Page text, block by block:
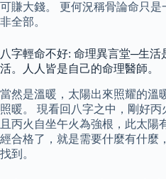
可賺大錢。 更何況稱骨論命只
非全部。
八字輕命不好: 命理異言堂─生活
活。人人皆是自己的命理醫師。
當然是溫暖，太陽出來照耀的溫
照暖。 現看回八字之中，剛好
且丙火自坐午火為強根，此太陽
經合格了，就是需要什麼有什麼
找到。